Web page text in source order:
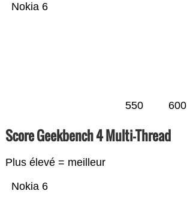
Nokia 6
550 600
Score Geekbench 4 Multi-Thread
Plus élevé = meilleur
Nokia 6